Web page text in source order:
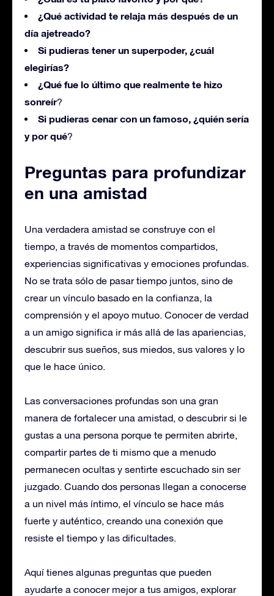
¿Qué actividad te relaja más después de un
día ajetreado?
Si pudieras tener un superpoder, ¿cuál
elegirías?
¿Qué fue lo último que realmente te hizo
sonreír?
Si pudieras cenar con un famoso, ¿quién sería
y por qué?
Preguntas para profundizar
en una amistad
Una verdadera amistad se construye con el
tiempo, a través de momentos compartidos,
experiencias significativas y emociones profundas.
No se trata sólo de pasar tiempo juntos, sino de
crear un vínculo basado en la confianza, la
comprensión y el apoyo mutuo. Conocer de verdad
a un amigo significa ir más allá de las apariencias,
descubrir sus sueños, sus miedos, sus valores y lo
que le hace único.
Las conversaciones profundas son una gran
manera de fortalecer una amistad, o descubrir si le
gustas a una persona porque te permiten abrirte,
compartir partes de ti mismo que a menudo
permanecen ocultas y sentirte escuchado sin ser
juzgado. Cuando dos personas llegan a conocerse
a un nivel más íntimo, el vínculo se hace más
fuerte y auténtico, creando una conexión que
resiste el tiempo y las dificultades.
Aquí tienes algunas preguntas que pueden
ayudarte a conocer mejor a tus amigos, explorar